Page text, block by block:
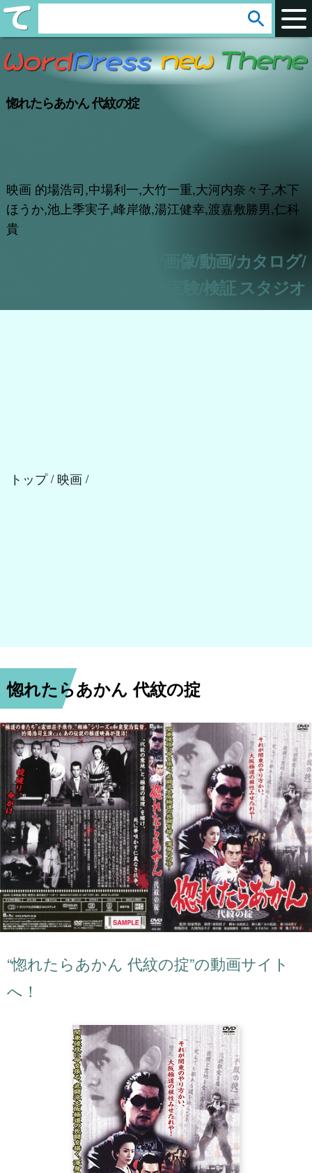
惚れたらあかん 代紋の掟
映画 的場浩司,中場利一,大竹一重,大河内奈々子,木下
ほうか,池上季実子,峰岸徹,湯江健幸,渡嘉敷勝男,仁科
貴
アフィリエイト/CSV/画像/動画/カタログ/
実験/検証 スタジオ
e
a
c
arrow_circle_down
惚れたらあかん 代紋の掟
“惚れたらあかん 代紋の掟”の動画サイト
へ！
トップ / 映画 /